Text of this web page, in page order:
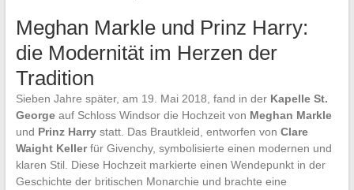
Meghan Markle und Prinz Harry:
die Modernität im Herzen der
Tradition
Sieben Jahre später, am 19. Mai 2018, fand in der Kapelle St.
Georgeauf Schloss Windsor die Hochzeit von Meghan Markle
und Prinz Harrystatt. Das Brautkleid, entworfen von Clare
Waight Kellerfür Givenchy, symbolisierte einen modernen und
klaren Stil. Diese Hochzeit markierte einen Wendepunkt in der
Geschichte der britischen Monarchie und brachte eine